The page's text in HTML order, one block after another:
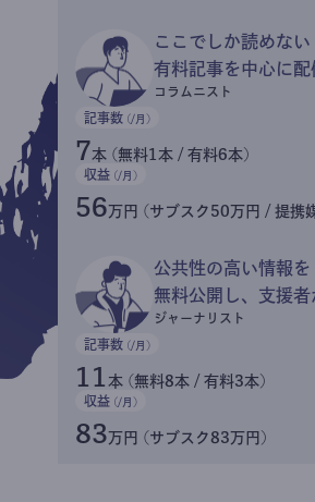
ここでしか読めない
有料記事を中心に配
コラムニスト
記事数 (/月)
7本 (無料1本 / 有料6本)
収益 (/月)
56万円 (サブスク50万円 / 提携
公共性の高い情報を
無料公開し、支援者
ジャーナリスト
記事数 (/月)
11 本 (無料8本 / 有料3本)
収益 (/月)
83万円 (サブスク83万円)